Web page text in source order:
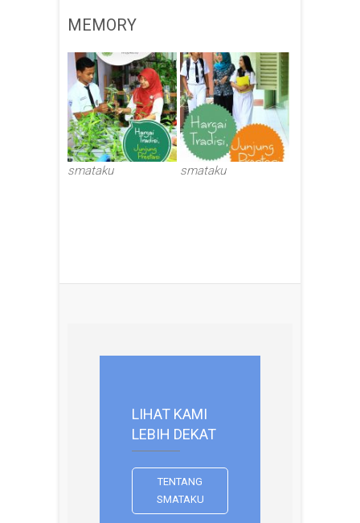
MEMORY
smataku smataku
LIHAT KAMI
LEBIH DEKAT
TENTANG
SMATAKU